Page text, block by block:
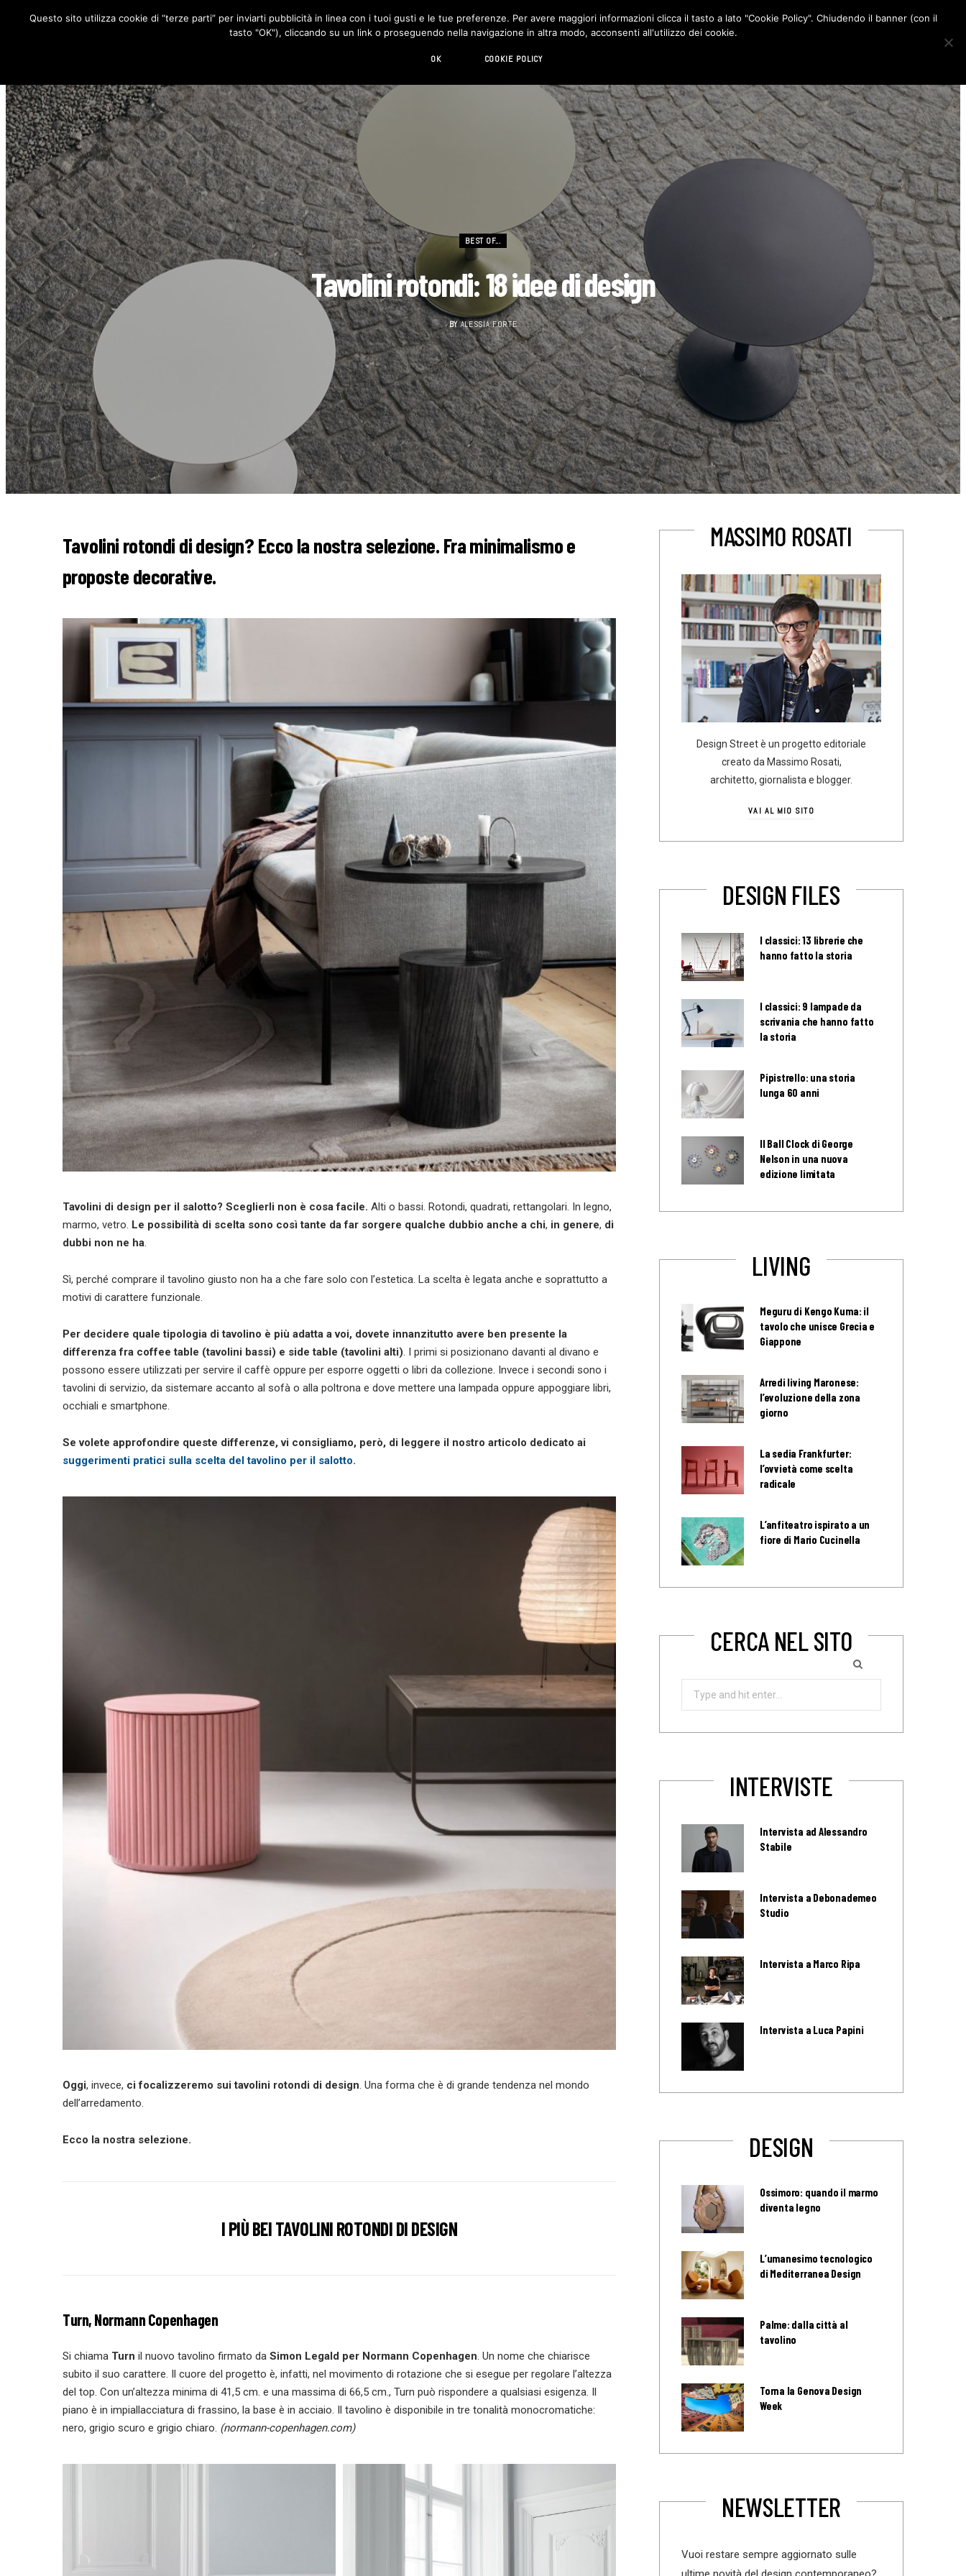
RUBRICHE DESIGN LIVING HI-TECH CHI SIAMO CONTATTI
o
o
k
g
r
a
m
r
e
s
t
d
I
n
BEST OF...
Tavolini rotondi: 18 idee di design
BY ALESSIA FORTE
Tavolini rotondi di design? Ecco la nostra selezione. Fra minimalismo e
proposte decorative.
Tavolini di design per il salotto? Sceglierli non è cosa facile. Alti o bassi. Rotondi, quadrati, rettangolari. In legno,
marmo, vetro. Le possibilità di scelta sono così tante da far sorgere qualche dubbio anche a chi, in genere, di
dubbi non ne ha.
Sì, perché comprare il tavolino giusto non ha a che fare solo con l’estetica. La scelta è legata anche e soprattutto a
motivi di carattere funzionale.
Per decidere quale tipologia di tavolino è più adatta a voi, dovete innanzitutto avere ben presente la
differenza fra coffee table (tavolini bassi) e side table (tavolini alti). I primi si posizionano davanti al divano e
possono essere utilizzati per servire il caffè oppure per esporre oggetti o libri da collezione. Invece i secondi sono i
tavolini di servizio, da sistemare accanto al sofà o alla poltrona e dove mettere una lampada oppure appoggiare libri,
occhiali e smartphone.
Se volete approfondire queste differenze, vi consigliamo, però, di leggere il nostro articolo dedicato ai
suggerimenti pratici sulla scelta del tavolino per il salotto.
Oggi, invece, ci focalizzeremo sui tavolini rotondi di design. Una forma che è di grande tendenza nel mondo
dell’arredamento.
Ecco la nostra selezione.
I PIÙ BEI TAVOLINI ROTONDI DI DESIGN
Turn, Normann Copenhagen
Si chiama Turn il nuovo tavolino firmato da Simon Legald per Normann Copenhagen. Un nome che chiarisce
subito il suo carattere. Il cuore del progetto è, infatti, nel movimento di rotazione che si esegue per regolare l’altezza
del top. Con un’altezza minima di 41,5 cm. e una massima di 66,5 cm., Turn può rispondere a qualsiasi esigenza. Il
piano è in impiallacciatura di frassino, la base è in acciaio. Il tavolino è disponibile in tre tonalità monocromatiche:
nero, grigio scuro e grigio chiaro. (normann-copenhagen.com)
MASSIMO ROSATI
Design Street è un progetto editoriale
creato da Massimo Rosati,
architetto, giornalista e blogger.
VAI AL MIO SITO
DESIGN FILES
I classici: 13 librerie che
hanno fatto la storia
I classici: 9 lampade da
scrivania che hanno fatto
la storia
Pipistrello: una storia
lunga 60 anni
Il Ball Clock di George
Nelson in una nuova
edizione limitata
LIVING
Meguru di Kengo Kuma: il
tavolo che unisce Grecia e
Giappone
Arredi living Maronese:
l’evoluzione della zona
giorno
La sedia Frankfurter:
l’ovvietà come scelta
radicale
L’anfiteatro ispirato a un
fiore di Mario Cucinella
CERCA NEL SITO
Search
INTERVISTE
Intervista ad Alessandro
Stabile
Intervista a Debonademeo
Studio
Intervista a Marco Ripa
Intervista a Luca Papini
DESIGN
Ossimoro: quando il marmo
diventa legno
L’umanesimo tecnologico
di Mediterranea Design
Palme: dalla città al
tavolino
Torna la Genova Design
Week
NEWSLETTER
Vuoi restare sempre aggiornato sulle
Questo sito utilizza cookie di “terze parti” per inviarti pubblicità in linea con i tuoi gusti e le tue preferenze. Per avere maggiori informazioni clicca il tasto a lato "Cookie Policy". Chiudendo il banner (con il
tasto "OK"), cliccando su un link o proseguendo nella navigazione in altra modo, acconsenti all'utilizzo dei cookie.
OK COOKIE POLICY